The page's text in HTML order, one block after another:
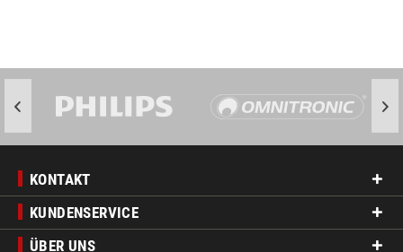
KONTAKT
KUNDENSERVICE
ÜBER UNS